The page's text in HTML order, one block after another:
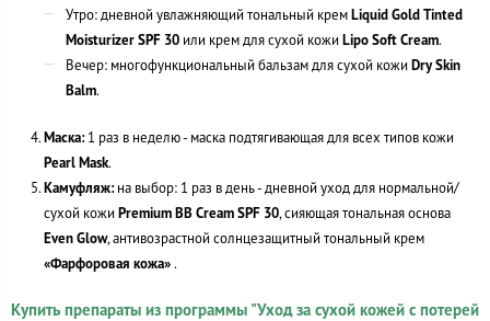
Утро: дневной увлажняющий тональный крем Liquid Gold Tinted
Moisturizer SPF 30 или крем для сухой кожи Lipo Soft Cream.
Вечер: многофункциональный бальзам для сухой кожи Dry Skin
Balm.
Маска:1 раз в неделю - маска подтягивающая для всех типов кожи
Pearl Mask.
Камуфляж:на выбор: 1 раз в день - дневной уход для нормальной/
сухой кожи Premium BB Cream SPF 30, сияющая тональная основа
Even Glow, антивозрастной солнцезащитный тональный крем
«Фарфоровая кожа» .
Купить препараты из программы "Уход за сухой кожей с потерей